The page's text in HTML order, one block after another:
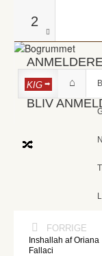
2
BLIV
KIG
FORRIGE
Inshallah af Oriana
Fallaci